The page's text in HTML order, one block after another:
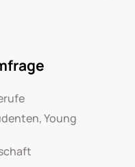
Young